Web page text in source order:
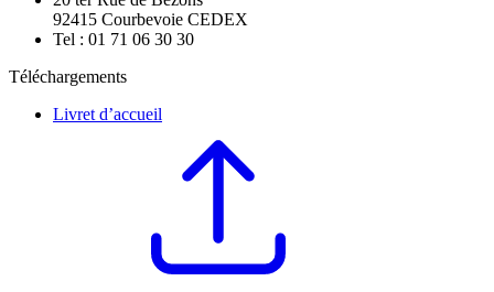
92415 Courbevoie CEDEX
Tel : 01 71 06 30 30
Téléchargements
Livret d’accueil